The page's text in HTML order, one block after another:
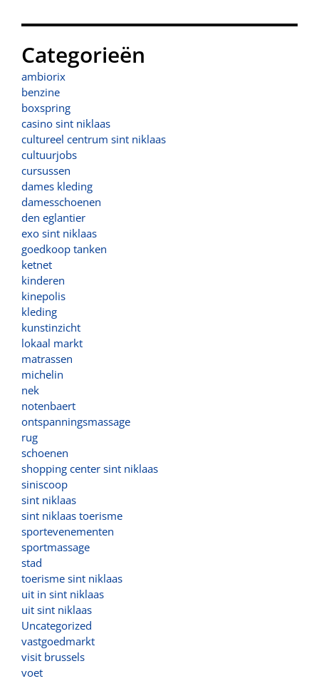
Categorieën
ambiorix
benzine
boxspring
casino sint niklaas
cultureel centrum sint niklaas
cultuurjobs
cursussen
dames kleding
damesschoenen
den eglantier
exo sint niklaas
goedkoop tanken
ketnet
kinderen
kinepolis
kleding
kunstinzicht
lokaal markt
matrassen
michelin
nek
notenbaert
ontspanningsmassage
rug
schoenen
shopping center sint niklaas
siniscoop
sint niklaas
sint niklaas toerisme
sportevenementen
sportmassage
stad
toerisme sint niklaas
uit in sint niklaas
uit sint niklaas
Uncategorized
vastgoedmarkt
visit brussels
voet